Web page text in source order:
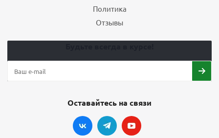
Политика
Отзывы
Оставайтесь на связи